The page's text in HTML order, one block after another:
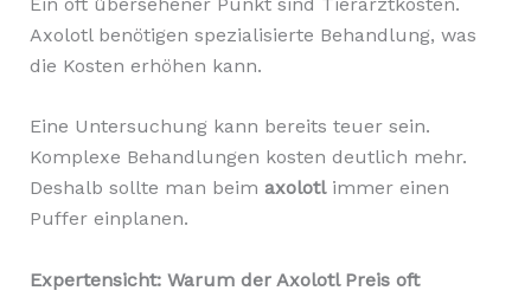
Axolotl benötigen spezialisierte Behandlung, was
die Kosten erhöhen kann.
Eine Untersuchung kann bereits teuer sein.
Komplexe Behandlungen kosten deutlich mehr.
Deshalb sollte man beim axolotlimmer einen
Puffer einplanen.
Expertensicht: Warum der Axolotl Preis oft